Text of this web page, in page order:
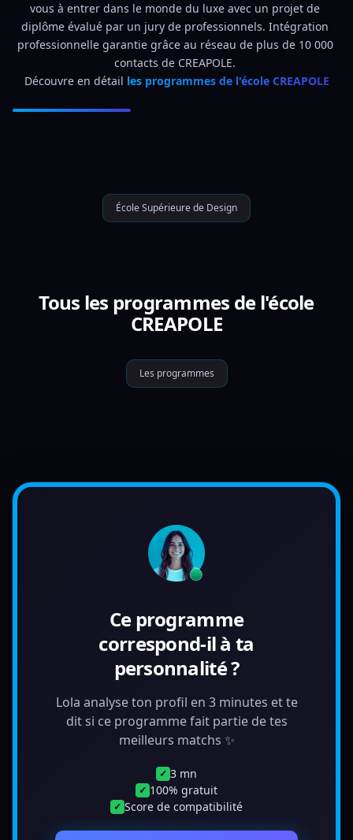
vous à entrer dans le monde du luxe avec un projet de
diplôme évalué par un jury de professionnels. Intégration
professionnelle garantie grâce au réseau de plus de 10 000
contacts de CREAPOLE.
Découvre en détail les programmes de l'école CREAPOLE
École Supérieure de Design
Tous les programmes de l'école
CREAPOLE
Les programmes
Ce programme
correspond-il à ta
personnalité ?
Lola analyse ton profil en 3 minutes et te
dit si ce programme fait partie de tes
meilleurs matchs ✨
✓ 3 mn
✓ 100% gratuit
✓ Score de compatibilité